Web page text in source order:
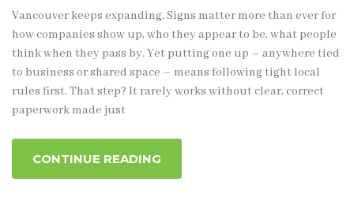
Vancouver keeps expanding. Signs matter more than ever for
how companies show up, who they appear to be, what people
think when they pass by. Yet putting one up – anywhere tied
to business or shared space – means following tight local
rules first. That step? It rarely works without clear, correct
paperwork made just
CONTINUE READING